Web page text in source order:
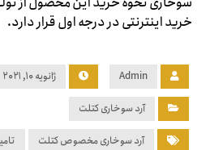
خرید اینترنتی در درجه اول قرار دارد.
Admin ژانویه ۱۰, ۲۰۲۱
آرد سوخاری کتلت
آرد سوخاری مخصوص کتلت